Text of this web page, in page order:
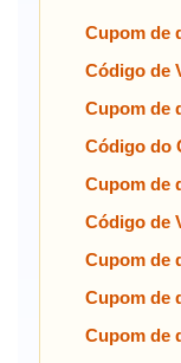
Cupom de
Código de
Cupom de
Código do
Cupom de
Código de
Cupom de
Cupom de
Cupom de